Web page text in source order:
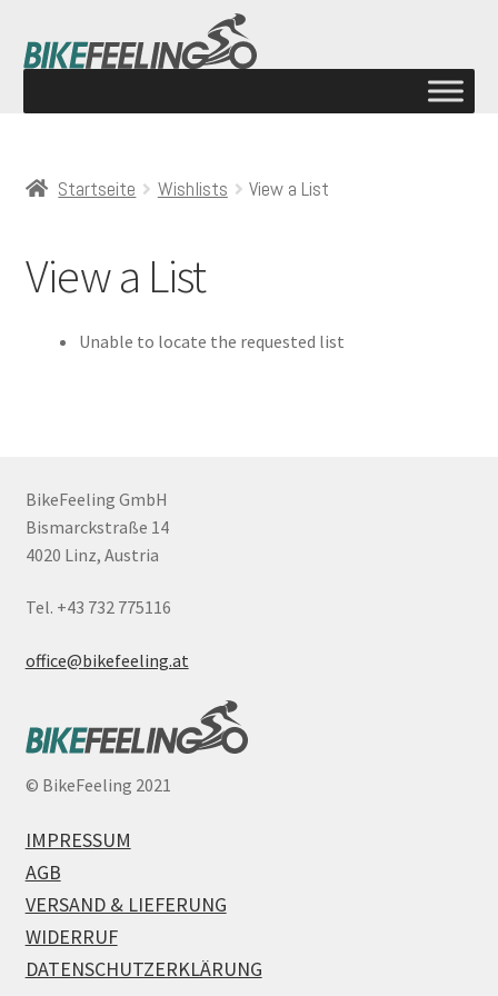
Startseite Wishlists View a List
View a List
Unable to locate the requested list
BikeFeeling GmbH
Bismarckstraße 14
4020 Linz, Austria
Tel. +43 732 775116
office@bikefeeling.at
© BikeFeeling 2021
IMPRESSUM
AGB
VERSAND & LIEFERUNG
WIDERRUF
DATENSCHUTZERKLÄRUNG